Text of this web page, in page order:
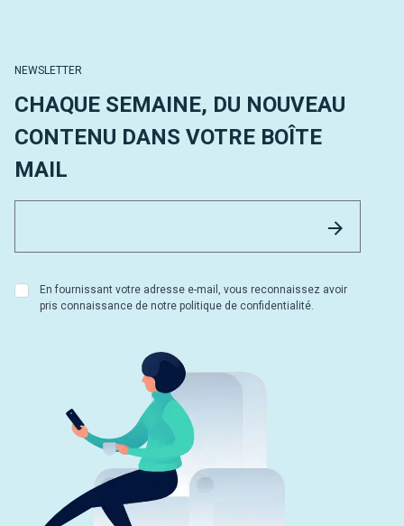
NEWSLETTER
CHAQUE SEMAINE, DU NOUVEAU
CONTENU DANS VOTRE BOÎTE
MAIL
En fournissant votre adresse e-mail, vous reconnaissez avoir
pris connaissance de notre politique de confidentialité.